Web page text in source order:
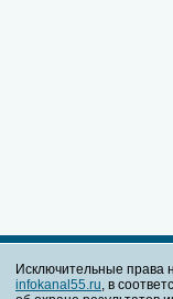
Исключительные права
infokanal55.ru, в